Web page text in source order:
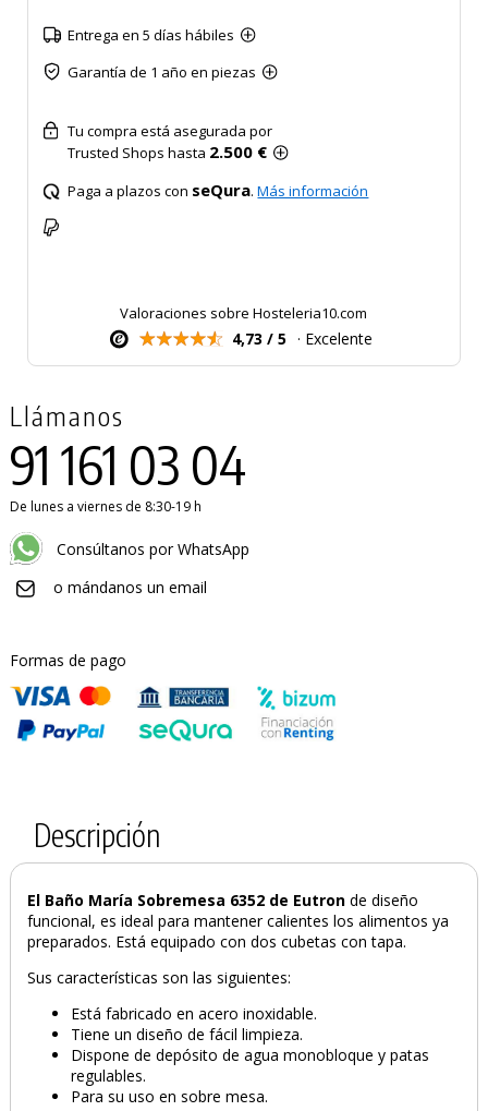
Entrega en 5 días hábiles
Garantía de 1 año en piezas
Tu compra está asegurada por
Trusted Shops hasta 2.500 €
Paga a plazos con seQura.Más información
Valoraciones sobre Hosteleria10.com
4,73 / 5 · Excelente
Llámanos
91 161 03 04
De lunes a viernes de 8:30-19 h
Consúltanos por WhatsApp
o mándanos un email
Formas de pago
Descripción
El Baño María Sobremesa 6352 de Eutron de diseño
funcional, es ideal para mantener calientes los alimentos ya
preparados. Está equipado con dos cubetas con tapa.
Sus características son las siguientes:
Está fabricado en acero inoxidable.
Tiene un diseño de fácil limpieza.
Dispone de depósito de agua monobloque y patas
regulables.
Para su uso en sobre mesa.